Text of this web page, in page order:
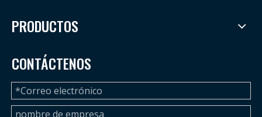
PRODUCTOS
CONTÁCTENOS